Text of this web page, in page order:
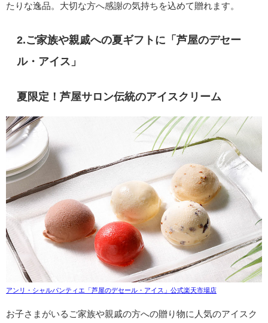
たりな逸品。大切な方へ感謝の気持ちを込めて贈れます。
2.ご家族や親戚への夏ギフトに「 芦屋のデセー
ル・アイス 」
夏限定！芦屋サロン伝統のアイスクリーム
アンリ・シャルパンティエ「芦屋のデセール・アイス」公式楽天市場店
お子さまがいるご家族や親戚の方への贈り物に人気のアイスク